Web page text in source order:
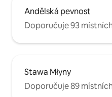
Andělská pevnost
Doporučuje 93
Stawa Młyny
Doporučuje 89